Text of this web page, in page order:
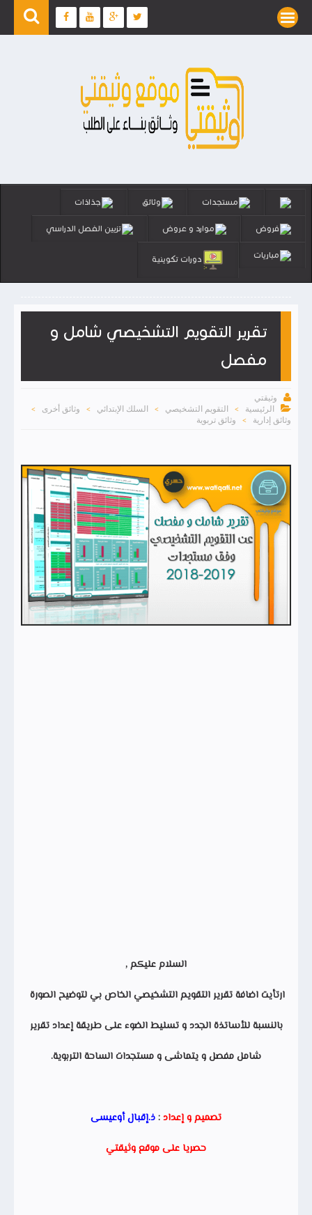
مستجدات وثائق جذاذات
فروض موارد و عروض تزيين الفصل الدراسي
مباريات دورات تكوينية
تقرير التقويم التشخيصي شامل و
مفصل

وثيقتي

الرئيسية > التقويم التشخيصي > السلك الإبتدائي > وثائق أخرى >
وثائق إدارية > وثائق تربوية
السلام عليكم ,
ارتأيت اضافة تقرير التقويم التشخيصي الخاص بي لتوضيح الصورة
بالنسبة للأساتذة الجدد و تسليط الضوء على طريقة إعداد تقرير
شامل مفصل و يتماشى و مستجدات الساحة التربوية.
تصميم و إعداد:ذ.إقبال أوعيسى
حصريا على موقع وثيقتي